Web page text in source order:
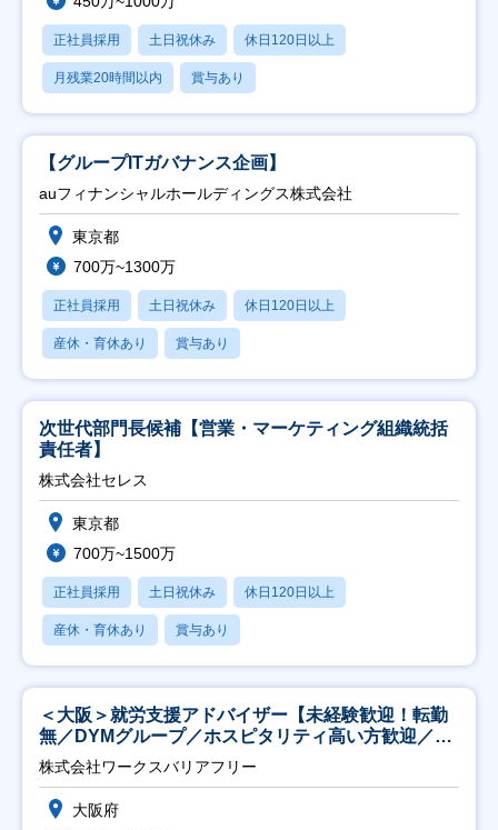
正社員採用 土日祝休み 休日120日以上
月残業20時間以内 賞与あり
【グループITガバナンス企画】
auフィナンシャルホールディングス株式会社
東京都
700万~1300万
正社員採用 土日祝休み 休日120日以上
産休・育休あり 賞与あり
次世代部門長候補【営業・マーケティング組織統括
責任者】
株式会社セレス
東京都
700万~1500万
正社員採用 土日祝休み 休日120日以上
産休・育休あり 賞与あり
＜大阪＞就労支援アドバイザー【未経験歓迎！転勤
無／DYMグループ／ホスピタリティ高い方歓迎／土
日祝】
株式会社ワークスバリアフリー
大阪府